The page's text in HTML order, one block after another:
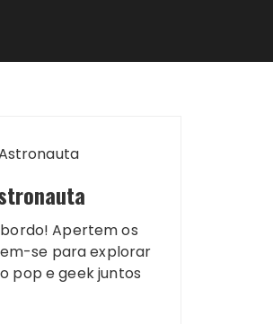
Apertem os
se para explorar
pop e geek juntos